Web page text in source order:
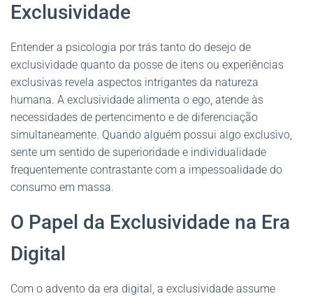
Exclusividade
Entender a psicologia por trás tanto do desejo de
exclusividade quanto da posse de itens ou experiências
exclusivas revela aspectos intrigantes da natureza
humana. A exclusividade alimenta o ego, atende às
necessidades de pertencimento e de diferenciação
simultaneamente. Quando alguém possui algo exclusivo,
sente um sentido de superioridade e individualidade
frequentemente contrastante com a impessoalidade do
consumo em massa.
O Papel da Exclusividade na Era
Digital
Com o advento da era digital, a exclusividade assume